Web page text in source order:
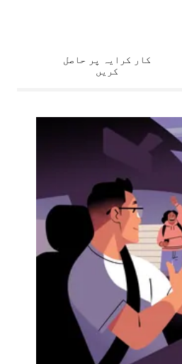
کار کرایہ پر حاصل
کریں